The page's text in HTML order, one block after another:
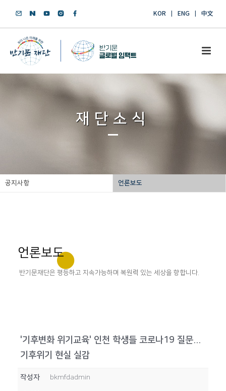
KOR ENG 中文
재단소식
공지사항 언론보도
언론보도
반기문재단은 평등하고 지속가능하며 복원력 있는 세상을 향합니다.
'기후변화 위기교육' 인천 학생들 코로나19 질문...
기후위기 현실 실감
작성자 bkmfdadmin